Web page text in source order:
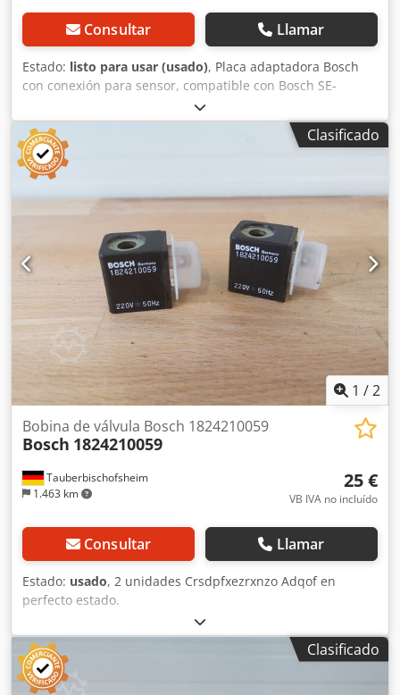
Consultar Llamar
Estado: listo para usar (usado), Placa adaptadora Bosch
con conexión para sensor, compatible con Bosch SE-
LB3.075.030-00.000 / Sensor rotatorio ERN 221.2133-1000.
Artículo usado, en buen estado de conservación, 100 %
funcional. El alcance del suministro se indica en las fotos.
Crodpozr Dc Defx Adqsf
Clasificado
1 /2
Tauberbischofsheim
1.463 km
Bobina de válvula Bosch 1824210059
Bosch 1824210059
25 €
VB IVA no incluído
Consultar Llamar
Estado: usado, 2 unidades Crsdpfxezrxnzo Adqof en
perfecto estado.
Clasificado